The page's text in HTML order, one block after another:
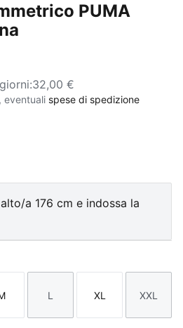
PUMA
:32,00 €
eventuali spese di spedizione
a 176 cm e indossa la
Taglia Taglia
L
Taglia
XL
Taglia
XXL